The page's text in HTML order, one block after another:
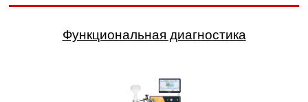
Функциональная диагностика